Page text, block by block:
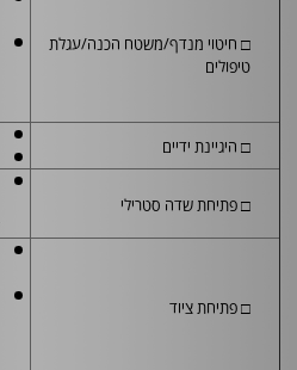
□ חיטוי מנדף/משטח הכנה/עגלת
טיפולים
□ היגיינת ידיים
□ פתיחת שדה סטרילי
□ פתיחת ציוד